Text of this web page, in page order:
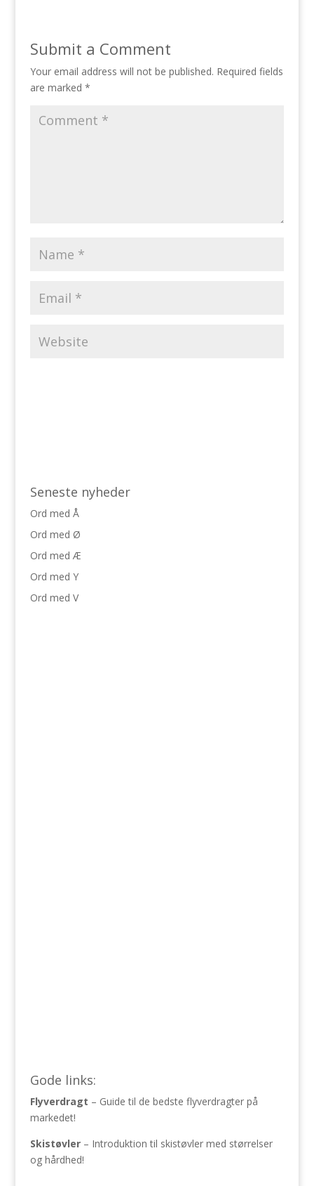
Submit a Comment
Your email address will not be published. Required fields
are marked *
Seneste nyheder
Ord med Å
Ord med Ø
Ord med Æ
Ord med Y
Ord med V
Gode links:
Flyverdragt – Guide til de bedste flyverdragter på
markedet!
Skistøvler – Introduktion til skistøvler med størrelser
og hårdhed!